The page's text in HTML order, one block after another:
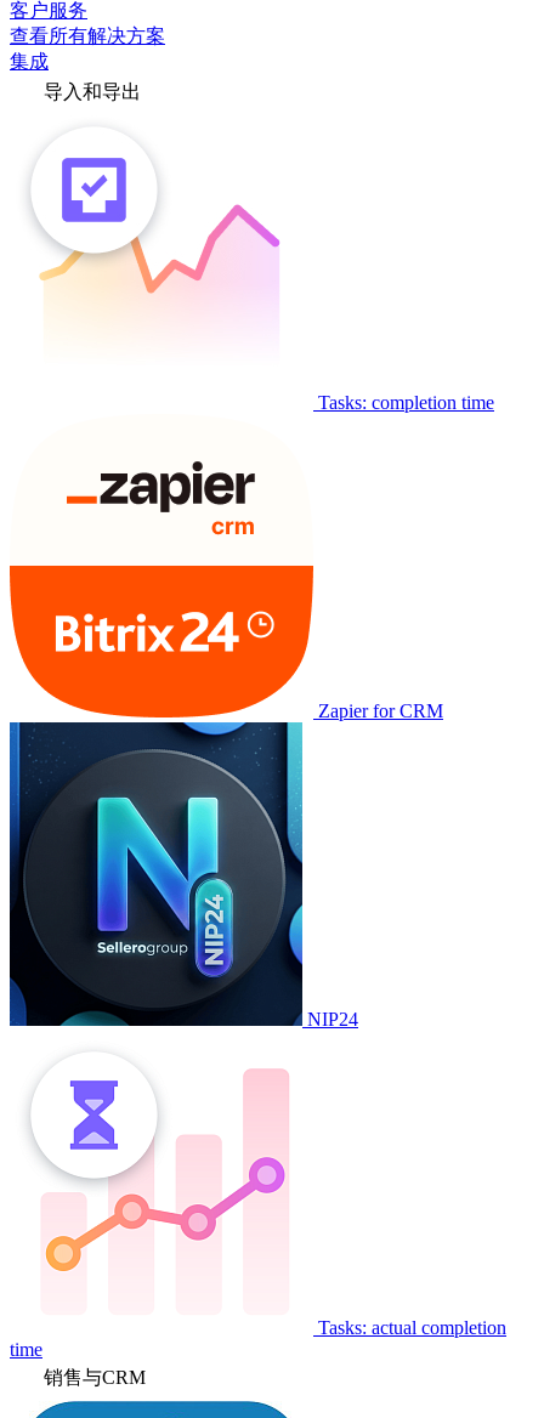
客户服务
查看所有解决方案
集成
导入和导出
Tasks: completion time
Zapier for CRM
NIP24
Tasks: actual completion
time
销售与CRM